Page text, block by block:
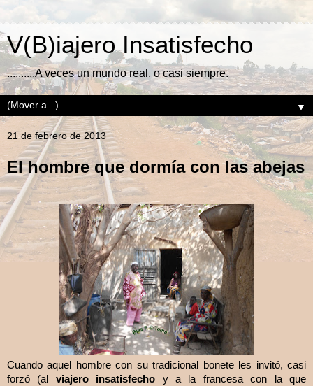
V(B)iajero Insatisfecho
..........A veces un mundo real, o casi siempre.
▼
21 de febrero de 2013
El hombre que dormía con las abejas
Cuando aquel hombre con su tradicional bonete les invitó, casi
forzó (al viajero insatisfecho y a la francesa con la que